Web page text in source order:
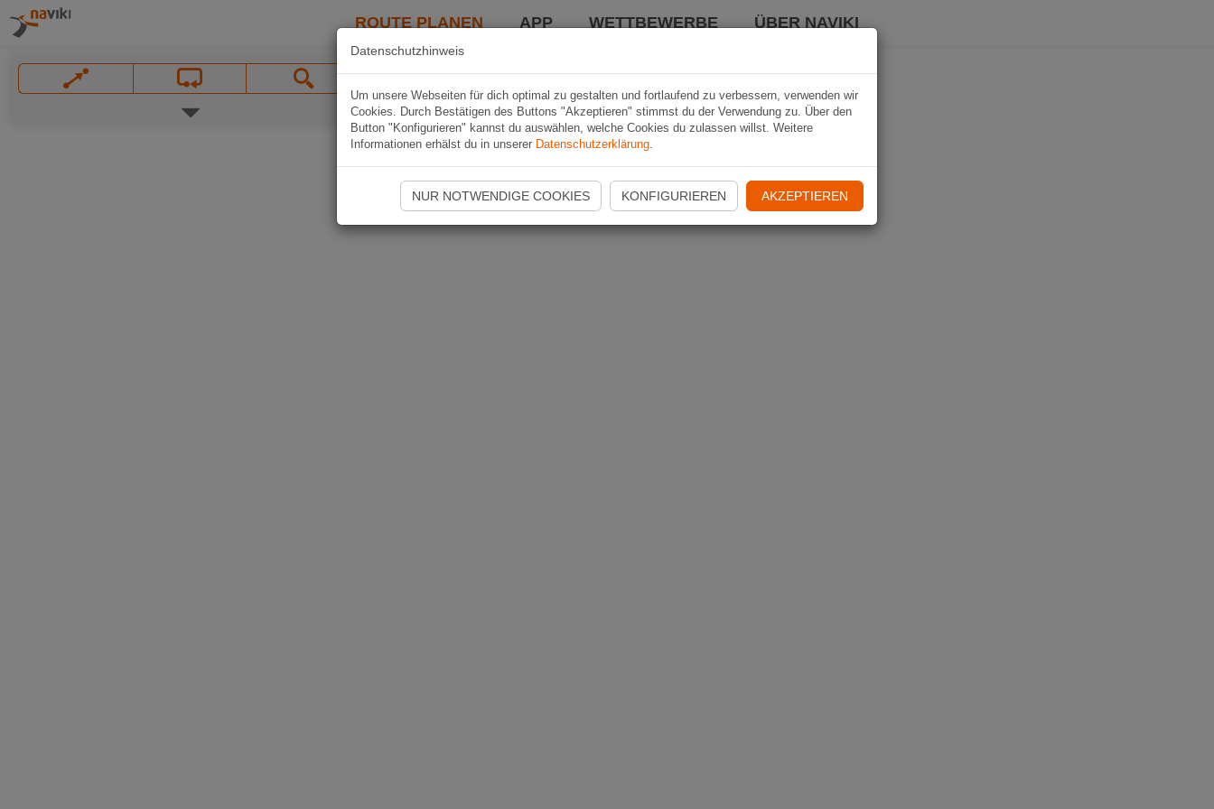
ROUTE PLANEN APP WETTBEWERBE ÜBER NAVIKI
Datenschutzhinweis
Um unsere Webseiten für dich optimal zu gestalten und fortlaufend zu verbessern, verwenden wir
Cookies. Durch Bestätigen des Buttons "Akzeptieren" stimmst du der Verwendung zu. Über den
Button "Konfigurieren" kannst du auswählen, welche Cookies du zulassen willst. Weitere
Informationen erhälst du in unserer Datenschutzerklärung.
NUR NOTWENDIGE COOKIES KONFIGURIEREN AKZEPTIEREN